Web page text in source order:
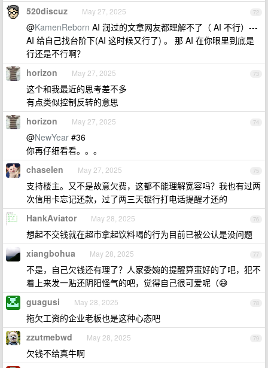
72
520discuz May 27, 2025
@KamenReborn AI 润过的文章网友都理解不了（ AI 不行）---
AI 给自己找台阶下(AI 这时候又行了) 。 那 AI 在你眼里到底是
行还是不行啊？
73
horizon May 27, 2025
这个和我最近的思考差不多
有点类似控制反转的意思
74
horizon May 27, 2025
@NewYear #36
你再仔细看看。。。
75
chaselen May 27, 2025
支持楼主。又不是故意欠费，这都不能理解宽容吗？我也有过两
次信用卡忘记还款，过了两三天银行打电话提醒才还的
76
HankAviator May 28, 2025
想起不交钱就在超市拿起饮料喝的行为目前已被公认是没问题
77
xiangbohua May 28, 2025
不是，自己欠钱还有理了？人家委婉的提醒算蛮好的了吧，犯不
着上来发一贴还阴阳怪气的吧，觉得自己很可爱呢（😅
78
guagusi May 28, 2025
拖欠工资的企业老板也是这种心态吧
79
zzutmebwd May 28, 2025
欠钱不给真牛啊